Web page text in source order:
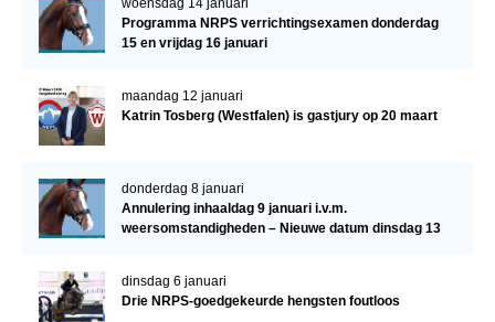
woensdag 14 januari
Programma NRPS verrichtingsexamen donderdag
15 en vrijdag 16 januari
maandag 12 januari
Katrin Tosberg (Westfalen) is gastjury op 20 maart
donderdag 8 januari
Annulering inhaaldag 9 januari i.v.m.
weersomstandigheden – Nieuwe datum dinsdag 13
dinsdag 6 januari
Drie NRPS-goedgekeurde hengsten foutloos